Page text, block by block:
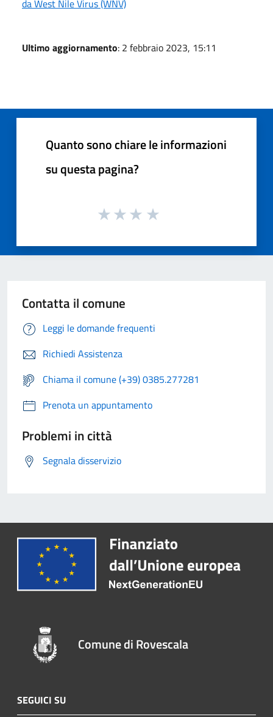
da West Nile Virus (WNV)
Ultimo aggiornamento: 2 febbraio 2023, 15:11
Quanto sono chiare le informazioni
su questa pagina?
Contatta il comune
Leggi le domande frequenti
Richiedi Assistenza
Chiama il comune (+39) 0385.277281
Prenota un appuntamento
Problemi in città
Segnala disservizio
Comune di Rovescala
SEGUICI SU